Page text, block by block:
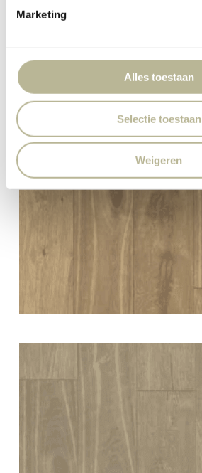
Marketing
Alles toestaan
Selectie toestaan
Weigeren